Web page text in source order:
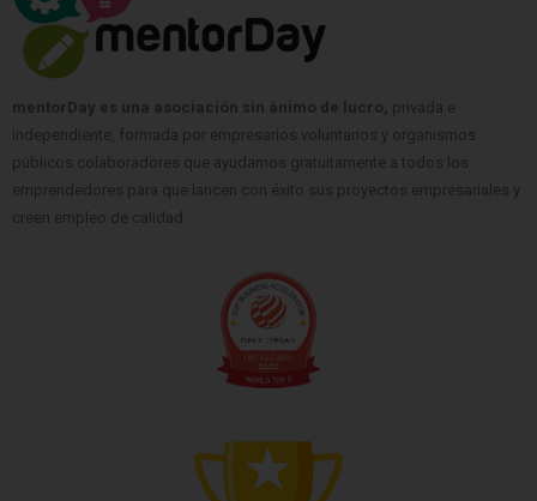
mentorDay es una asociación sin ánimo de lucro, privada e
independiente, formada por empresarios voluntarios y organismos
públicos colaboradores que ayudamos gratuitamente a todos los
emprendedores para que lancen con éxito sus proyectos empresariales y
creen empleo de calidad.